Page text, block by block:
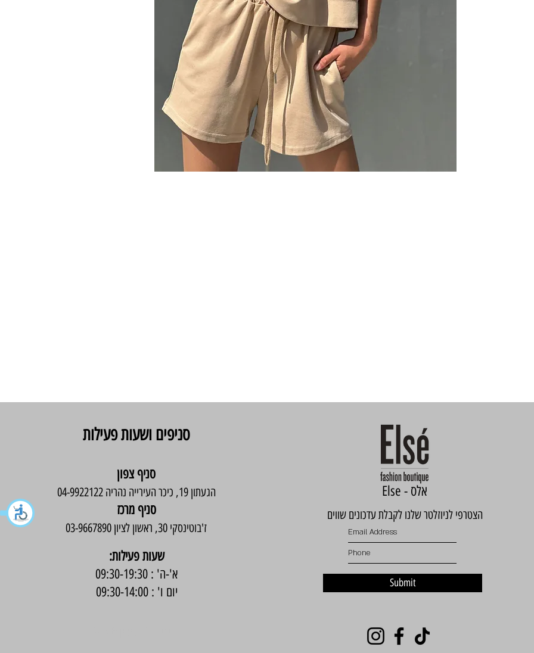
סניפים ושעות פעילות
סניף צפון
הגעתון 19, כיכר העירייה נהריה 04-9922122
סניף מרכז
ז'בוטינסקי 30, ראשון לציון 03-9667890
:שעות פעילות
א'-ה' : 09:30-19:30
יום ו' : 09:30-14:00
Else - אלס
הצטרפי לניוזלטר שלנו לקבלת עדכונים שווים
Submit